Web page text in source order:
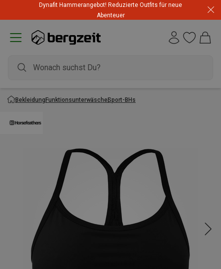
Highlights zum unschlagbaren Preis! Bis zu -60 % im
Summer Sale
Dynafit Hammerangebot! Reduzierte Outfits für neue
Abenteuer
BekleidungFunktionsunterwäscheSport-BHs